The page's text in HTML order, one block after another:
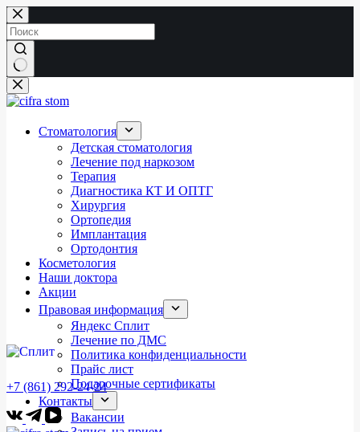
Перейти
к
сути
Ничего
не
Стоматология
Детская стоматология
Лечение под наркозом
Терапия
Диагностика КТ И ОПТГ
Хирургия
Ортопедия
Имплантация
Ортодонтия
Косметология
Наши доктора
Акции
Правовая информация
Яндекс Сплит
Лечение по ДМС
Политика конфиденциальности
Прайс лист
Подарочные сертификаты
Контакты
Вакансии
+7 (861) 292-24-24